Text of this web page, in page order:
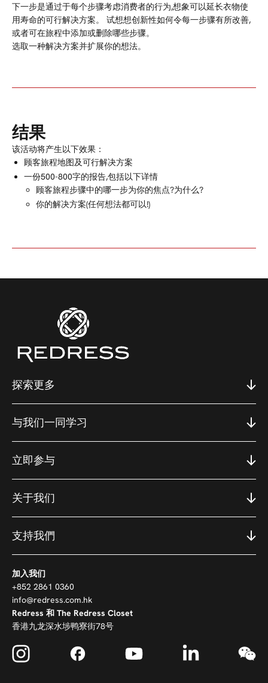
下一步是通过于每个步骤考虑消费者的行为,想象可以延长衣物使
用寿命的可行解决方案。 试想想创新性如何令每一步骤有所改善,
或者可在旅程中添加或删除哪些步骤。
选取一种解决方案并扩展你的想法。
结果
该活动将产生以下效果：
顾客旅程地图及可行解决方案
一份500-800字的报告,包括以下详情
顾客旅程步骤中的哪一步为你的焦点?为什么?
你的解决方案(任何想法都可以!)
探索更多
与我们一同学习
立即参与
关于我们
支持我們
加入我们
+852 2861 0360
info@redress.com.hk
Redress 和 The Redress Closet
香港九龙深水埗鸭寮街78号